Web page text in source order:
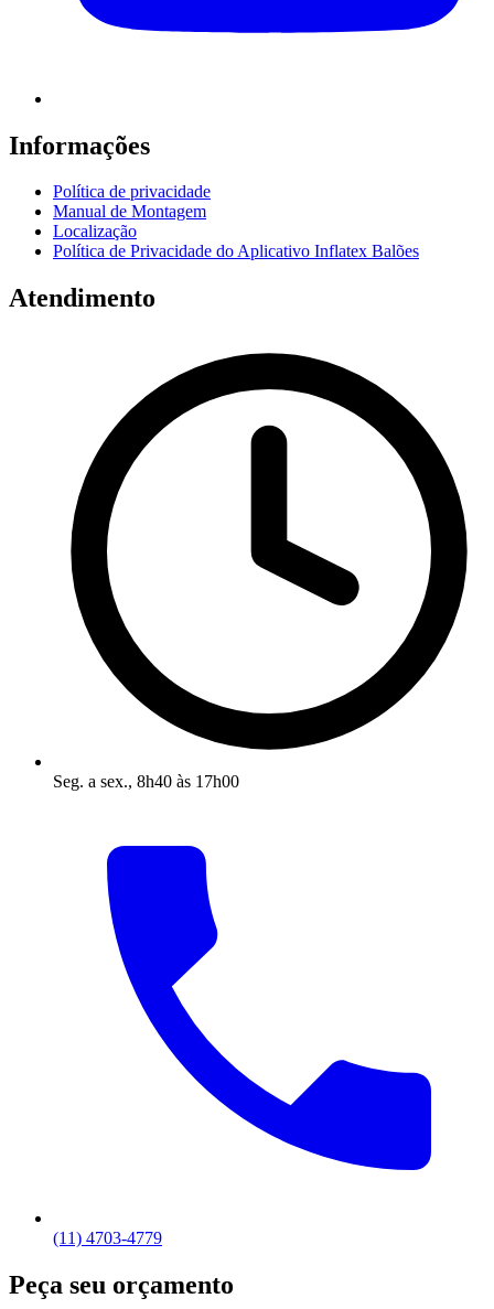
Informações
Política de privacidade
Manual de Montagem
Localização
Política de Privacidade do Aplicativo Inflatex Balões
Atendimento
Seg. a sex., 8h40 às 17h00
(11) 4703-4779
Peça seu orçamento